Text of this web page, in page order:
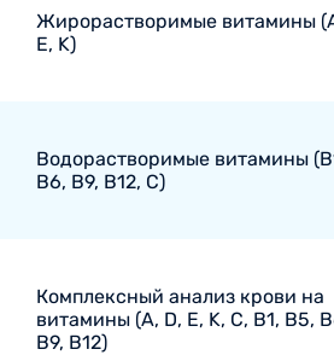
Жирорастворимые витамины
E, K)
Водорастворимые витамины
B6, В9, В12, С)
Комплексный анализ крови на
витамины (A, D, E, K, C, B1, B5,
В9, B12)